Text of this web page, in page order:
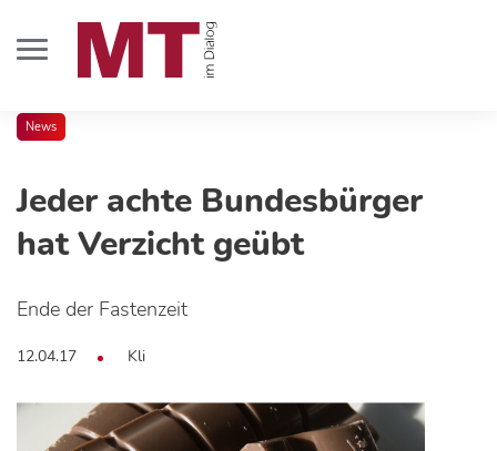
News
Jeder achte Bundesbürger
hat Verzicht geübt
Ende der Fastenzeit
12.04.17 Kli